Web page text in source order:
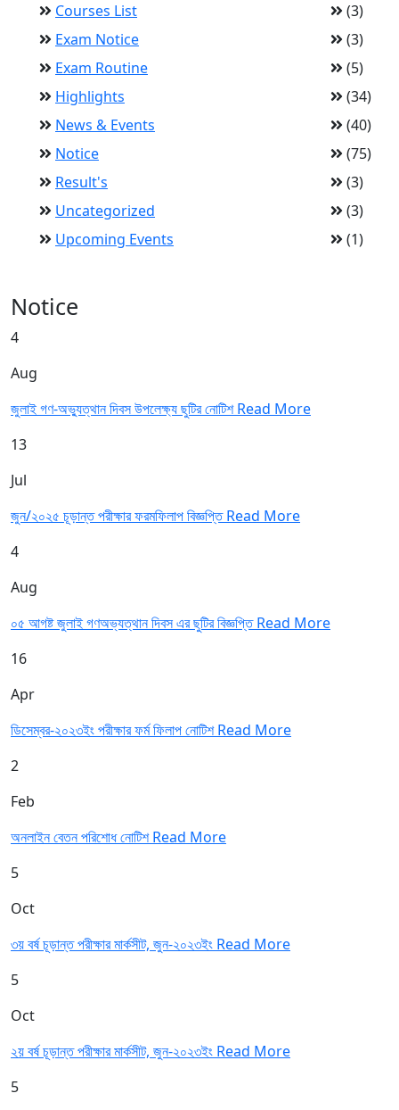
Courses List
(3)
Exam Notice
(3)
Exam Routine
(5)
Highlights
(34)
News & Events
(40)
Notice
(75)
Result's
(3)
Uncategorized
(3)
Upcoming Events
(1)
Notice
4
Aug
জুলাই গণ-অভ্যুত্থান দিবস উপলেক্ষ্য ছুটির নোটিশRead More
13
Jul
জুন/২০২৫ চূড়ান্ত পরীক্ষার ফরমফিলাপ বিজ্ঞপ্তিRead More
4
Aug
০৫ আগষ্ট জুলাই গণঅভ্যত্থান দিবস এর ছুটির বিজ্ঞপ্তিRead More
16
Apr
ডিসেম্বর-২০২৩ইং পরীক্ষার ফর্ম ফিলাপ নোটিশRead More
2
Feb
অনলাইন বেতন পরিশোধ নোটিশRead More
5
Oct
৩য় বর্ষ চূড়ান্ত পরীক্ষার মার্কসীট, জুন-২০২৩ইং Read More
5
Oct
২য় বর্ষ চূড়ান্ত পরীক্ষার মার্কসীট, জুন-২০২৩ইং Read More
5